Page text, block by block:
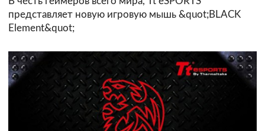
представляет новую игровую мышь &quot;BLACK
Element&quot;